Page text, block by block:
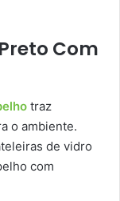
Com
traz
o ambiente.
de vidro
com